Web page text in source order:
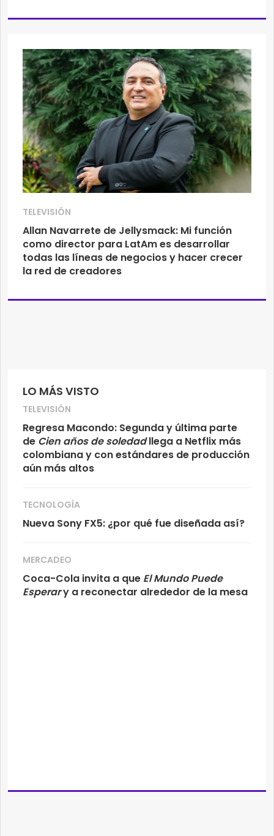
LO MÁS VISTO
TELEVISIÓN
Regresa Macondo: Segunda y última parte
de Cien años de soledadllega a Netflix más
colombiana y con estándares de producción
aún más altos
TECNOLOGÍA
Nueva Sony FX5: ¿por qué fue diseñada así?
MERCADEO
Coca-Cola invita a que El Mundo Puede
Esperary a reconectar alrededor de la mesa
TELEVISIÓN
Allan Navarrete de Jellysmack: Mi función
como director para LatAm es desarrollar
todas las líneas de negocios y hacer crecer
la red de creadores